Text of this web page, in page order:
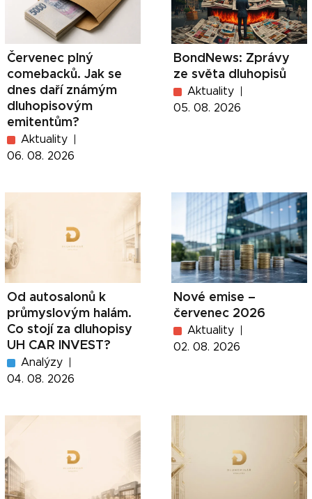
Červenec plný
comebacků. Jak se
dnes daří známým
dluhopisovým
emitentům?
Aktuality
06. 08. 2026
BondNews: Zprávy
ze světa dluhopisů
Aktuality
05. 08. 2026
Od autosalonů k
průmyslovým halám.
Co stojí za dluhopisy
UH CAR INVEST?
Analýzy
04. 08. 2026
Nové emise –
červenec 2026
Aktuality
02. 08. 2026